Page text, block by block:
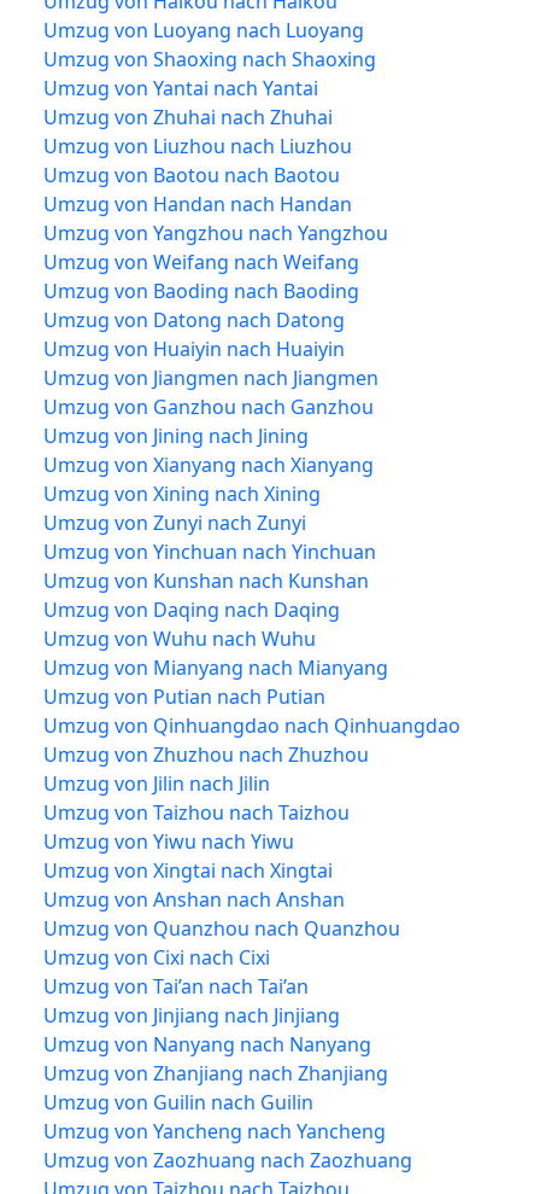
Umzug von Luoyang nach Luoyang
Umzug von Shaoxing nach Shaoxing
Umzug von Yantai nach Yantai
Umzug von Zhuhai nach Zhuhai
Umzug von Liuzhou nach Liuzhou
Umzug von Baotou nach Baotou
Umzug von Handan nach Handan
Umzug von Yangzhou nach Yangzhou
Umzug von Weifang nach Weifang
Umzug von Baoding nach Baoding
Umzug von Datong nach Datong
Umzug von Huaiyin nach Huaiyin
Umzug von Jiangmen nach Jiangmen
Umzug von Ganzhou nach Ganzhou
Umzug von Jining nach Jining
Umzug von Xianyang nach Xianyang
Umzug von Xining nach Xining
Umzug von Zunyi nach Zunyi
Umzug von Yinchuan nach Yinchuan
Umzug von Kunshan nach Kunshan
Umzug von Daqing nach Daqing
Umzug von Wuhu nach Wuhu
Umzug von Mianyang nach Mianyang
Umzug von Putian nach Putian
Umzug von Qinhuangdao nach Qinhuangdao
Umzug von Zhuzhou nach Zhuzhou
Umzug von Jilin nach Jilin
Umzug von Taizhou nach Taizhou
Umzug von Yiwu nach Yiwu
Umzug von Xingtai nach Xingtai
Umzug von Anshan nach Anshan
Umzug von Quanzhou nach Quanzhou
Umzug von Cixi nach Cixi
Umzug von Tai’an nach Tai’an
Umzug von Jinjiang nach Jinjiang
Umzug von Nanyang nach Nanyang
Umzug von Zhanjiang nach Zhanjiang
Umzug von Guilin nach Guilin
Umzug von Yancheng nach Yancheng
Umzug von Zaozhuang nach Zaozhuang